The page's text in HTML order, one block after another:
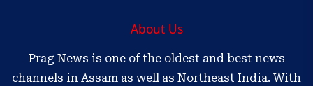
About Us
Prag News is one of the oldest and best news
channels in Assam as well as Northeast India. With